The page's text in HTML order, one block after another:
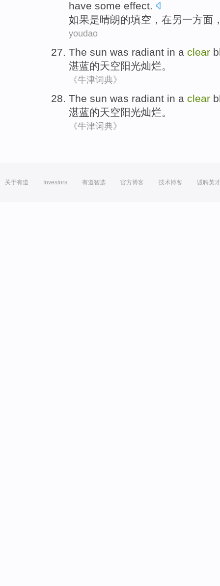
have some effect.
如果是晴朗的填空， 在另一方面
youdao
The sun was radiant in a clear
湛蓝的天空阳光灿烂。
《牛津词典》
The sun was radiant in a clear
湛蓝的天空阳光灿烂 。
《牛津词典》
关于有道 Investors 有道智选 官方博客 技术博客 诚聘英才